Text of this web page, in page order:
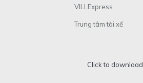
VILLExpress
Trung tâm tài xế
Click to download